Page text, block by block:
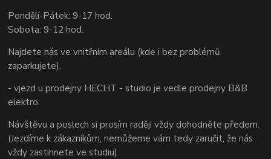
Pondělí-Pátek: 9-17 hod.
Sobota: 9-12 hod.
Najdete nás ve vnitřním areálu (kde i bez problémů
zaparkujete).
- vjezd u prodejny HECHT - studio je vedle prodejny B&B
elektro.
Návštěvu a poslech si prosím raději vždy dohodněte předem.
(Jezdíme k zákazníkům, nemůžeme vám tedy zaručit, že nás
vždy zastihnete ve studiu).